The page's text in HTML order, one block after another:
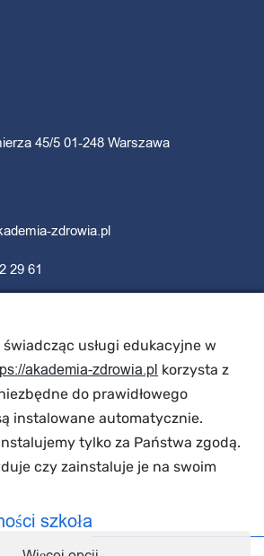
45/5 01-248 Warszawa
zdrowia.pl
29 61
usługi edukacyjne w
akademia-zdrowia.pl korzysta z
do prawidłowego
instalowane automatycznie.
tylko za Państwa zgodą.
czy zainstaluje je na swoim
szkoła